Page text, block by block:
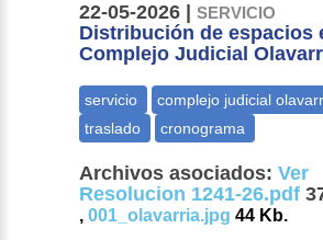
22-05-2026 |SERVICIO
Distribución de espacios
Complejo Judicial
Archivos asociados: Ver
Resolucion 1241-26.pdf
,001_olavarria.jpg 44 Kb.